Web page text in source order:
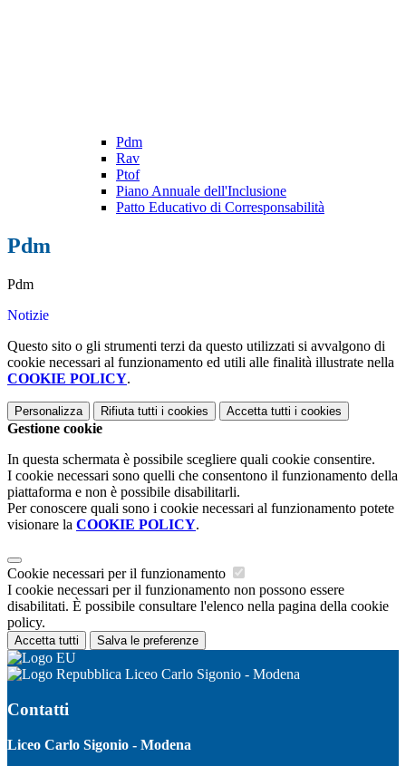
Pdm
Rav
Ptof
Piano Annuale dell'Inclusione
Patto Educativo di Corresponsabilità
Pdm
Pdm
Notizie
Questo sito o gli strumenti terzi da questo utilizzati si avvalgono di
cookie necessari al funzionamento ed utili alle finalità illustrate nella
COOKIE POLICY.
Personalizza Rifiuta tutti i cookies Accetta tutti i cookies
Gestione cookie
In questa schermata è possibile scegliere quali cookie consentire.
I cookie necessari sono quelli che consentono il funzionamento della
piattaforma e non è possibile disabilitarli.
Per conoscere quali sono i cookie necessari al funzionamento potete
visionare la COOKIE POLICY.
Cookie necessari per il funzionamento
I cookie necessari per il funzionamento non possono essere
disabilitati. È possibile consultare l'elenco nella pagina della cookie
policy.
Accetta tutti Salva le preferenze
Liceo Carlo Sigonio - Modena
Contatti
Liceo Carlo Sigonio - Modena